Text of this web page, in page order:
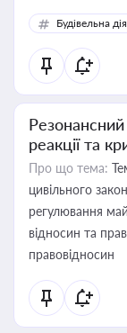
Будівельна
реакції та
Про що тема:
цивільного
регулювання
відносин та
правовідносин